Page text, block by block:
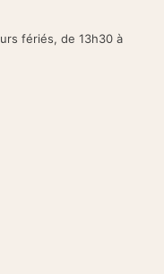
fériés, de 13h30 à